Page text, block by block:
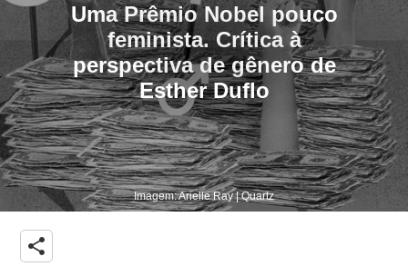
Uma Prêmio Nobel pouco
feminista. Crítica à
perspectiva de gênero de
Esther Duflo
Imagem: Arielle Ray | Quartz
share